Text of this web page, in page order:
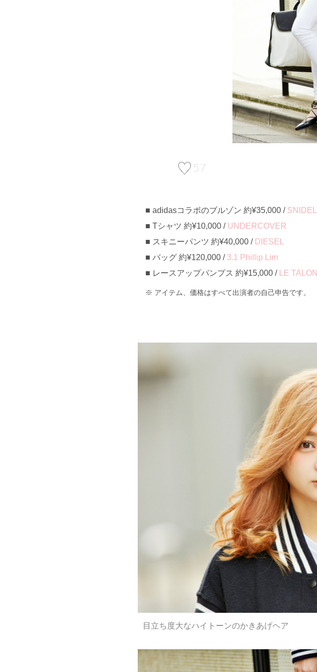
57
adidasコラボのブルゾン 約¥35,000 / SNIDEL
Tシャツ 約¥10,000 / UNDERCOVER
スキニーパンツ 約¥40,000 / DIESEL
バッグ 約¥120,000 / 3.1 Phillip Lim
レースアップパンプス 約¥15,000 /
LE TALON
アイテム、価格はすべて出演者の自己申告です。
目立ち度大なハイトーンのかきあげヘア